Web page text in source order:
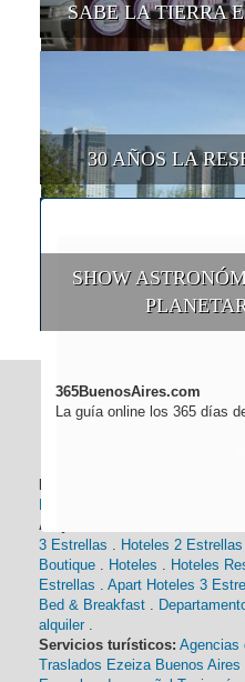
SABE LA TIERRA
30 AÑOS LA
SHOW
365BuenosAires.com
La guía online los 365 días
Alojamiento:
3 Estrellas . Hoteles 2 Estrellas
Boutique . Hoteles . Hoteles
Estrellas . Apart Hoteles 3
Bed & Breakfast .
alquiler .
Servicios turísticos: Agencias
Traslados Ezeiza Buenos Aires